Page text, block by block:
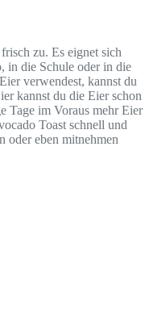
zu. Es eignet sich
in die Schule oder in die
verwendest, kannst du
kannst du die Eier schon
Tage im Voraus mehr Eier
Toast schnell und
oder eben mitnehmen